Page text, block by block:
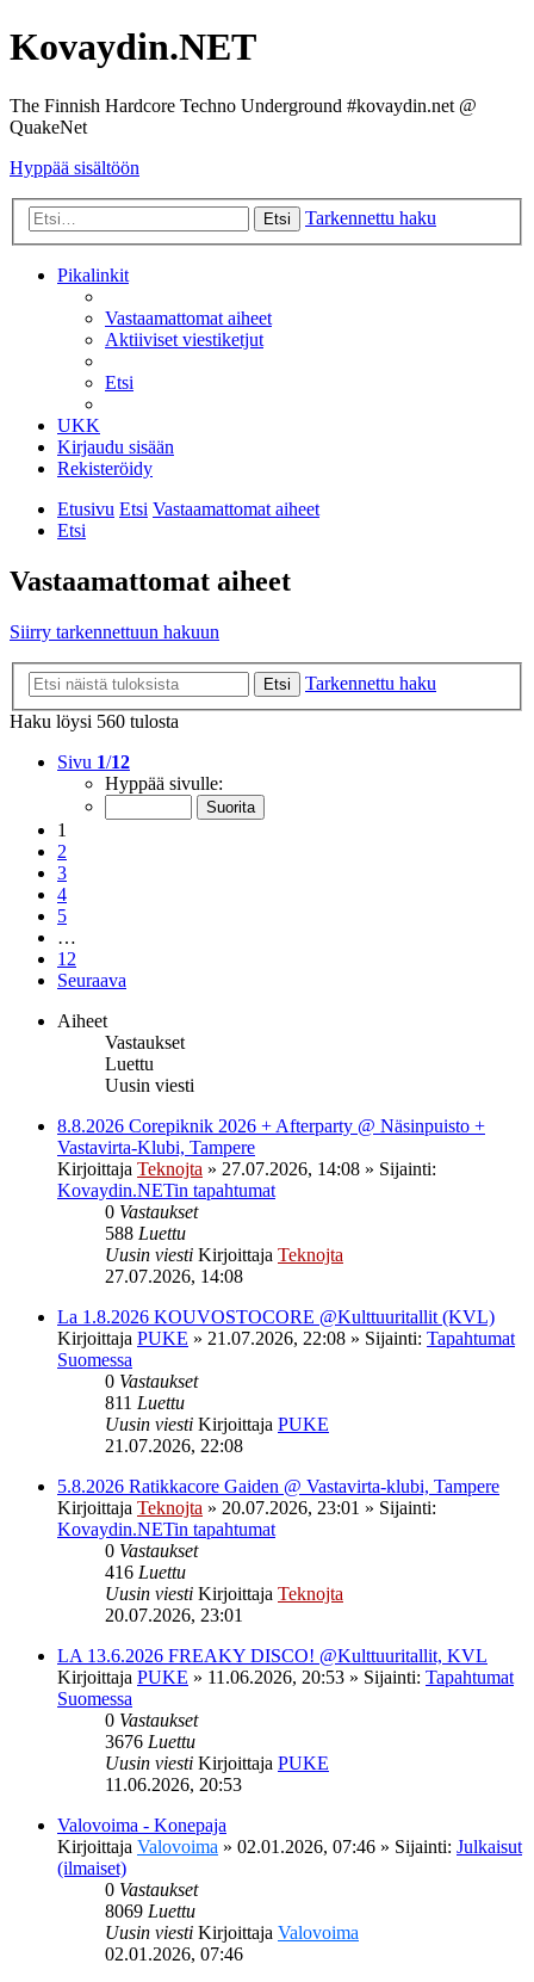
Kovaydin.NET
The Finnish Hardcore Techno Underground #kovaydin.net @
QuakeNet
Hyppää sisältöön
Etsi Tarkennettu haku
Pikalinkit
Vastaamattomat aiheet
Aktiiviset viestiketjut
Etsi
UKK
Kirjaudu sisään
Rekisteröidy
Etusivu Etsi Vastaamattomat aiheet
Etsi
Vastaamattomat aiheet
Siirry tarkennettuun hakuun
Etsi
Tarkennettu haku
Haku löysi 560 tulosta
Sivu 1/12
Hyppää sivulle:
1
2
3
4
5
…
12
Seuraava
Aiheet
Vastaukset
Luettu
Uusin viesti
8.8.2026 Corepiknik 2026 + Afterparty @ Näsinpuisto +
Vastavirta-Klubi, Tampere
Kirjoittaja Teknojta » 27.07.2026, 14:08 » Sijainti:
Kovaydin.NETin tapahtumat
0 Vastaukset
588 Luettu
Uusin viesti Kirjoittaja Teknojta
27.07.2026, 14:08
La 1.8.2026 KOUVOSTOCORE @Kulttuuritallit (KVL)
Kirjoittaja PUKE » 21.07.2026, 22:08 » Sijainti: Tapahtumat
Suomessa
0 Vastaukset
811 Luettu
Uusin viesti Kirjoittaja PUKE
21.07.2026, 22:08
5.8.2026 Ratikkacore Gaiden @ Vastavirta-klubi, Tampere
Kirjoittaja Teknojta » 20.07.2026, 23:01 » Sijainti:
Kovaydin.NETin tapahtumat
0 Vastaukset
416 Luettu
Uusin viesti Kirjoittaja Teknojta
20.07.2026, 23:01
LA 13.6.2026 FREAKY DISCO! @Kulttuuritallit, KVL
Kirjoittaja PUKE » 11.06.2026, 20:53 » Sijainti: Tapahtumat
Suomessa
0 Vastaukset
3676 Luettu
Uusin viesti Kirjoittaja PUKE
11.06.2026, 20:53
Valovoima - Konepaja
Kirjoittaja Valovoima » 02.01.2026, 07:46 » Sijainti: Julkaisut
(ilmaiset)
0 Vastaukset
8069 Luettu
Uusin viesti Kirjoittaja Valovoima
02.01.2026, 07:46